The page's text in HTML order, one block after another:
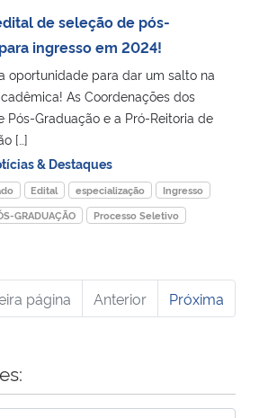
de seleção de pós-
ingresso em 2024!
oportunidade para dar um salto na
As Coordenações dos
Pós-Graduação e a Pró-Reitoria de
[…]
& Destaques
Edital especialização
Ingresso
GRADUAÇÃO
Processo Seletivo
página Anterior Próxima